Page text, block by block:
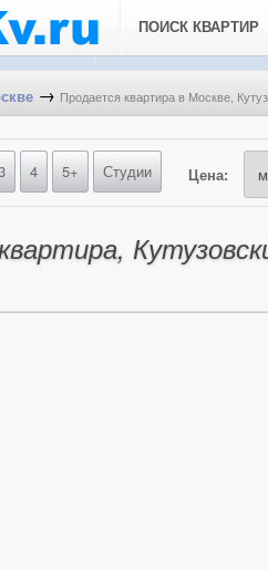
ПОИСК КВАРТИР
→ Продается квартира в Москве,
4 5+ Студии Цена: